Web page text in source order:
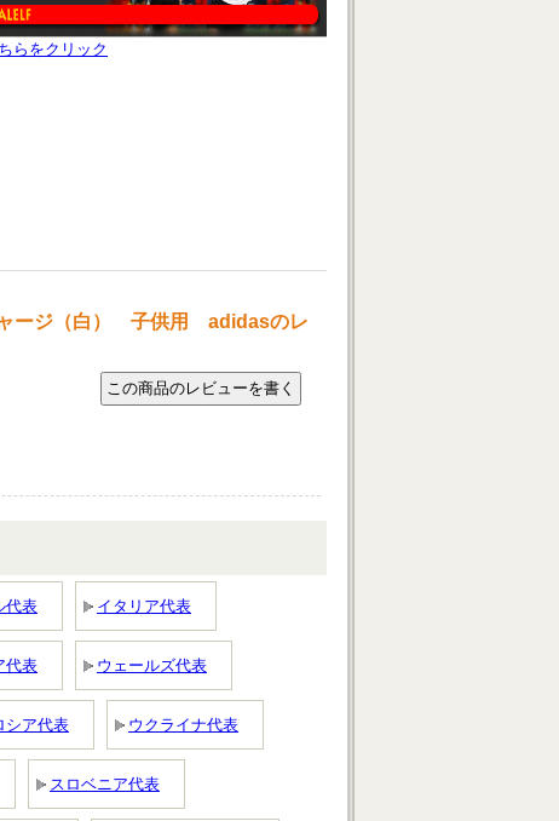
らをクリック
ージ（白） 子供用 adidasのレ
代表 イタリア代表
代表 ウェールズ代表
シア代表 ウクライナ代表
スロベニア代表